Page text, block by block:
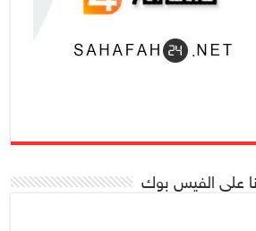
على الفيس بوك